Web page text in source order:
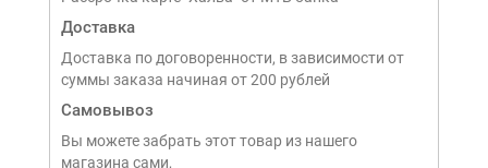
Доставка
Доставка по договоренности, в зависимости от
суммы заказа начиная от 200 рублей
Самовывоз
Вы можете забрать этот товар из нашего
магазина сами,